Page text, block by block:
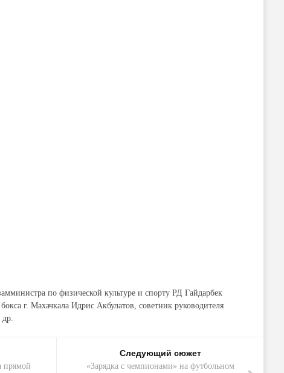
по физической культуре и спорту РД Гайдарбек
г. Махачкала Идрис Акбулатов, советник руководителя
др.
прямой
Следующий сюжет
«Зарядка с чемпионами» на футбольном